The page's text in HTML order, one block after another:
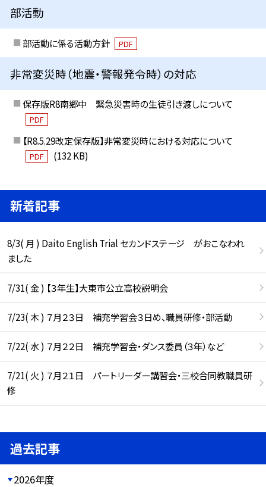
部活動
部活動に係る活動方針 PDF
非常変災時（地震・警報発令時）の対応
保存版R8南郷中 緊急災害時の生徒引き渡しについて
PDF
【R8.5.29改定保存版】非常変災時における対応について
PDF (132 KB)
新着記事
8/3( 月 ) Daito English Trial セカンドステージ がおこなわれ
ました
7/31( 金 ) 【３年生】大東市公立高校説明会
7/23( 木 ) ７月２３日 補充学習会３日め、職員研修・部活動
7/22( 水 ) ７月２２日 補充学習会・ダンス委員（３年）など
7/21( 火 ) ７月２１日 パートリーダー講習会・三校合同教職員研
修
過去記事
2026年度